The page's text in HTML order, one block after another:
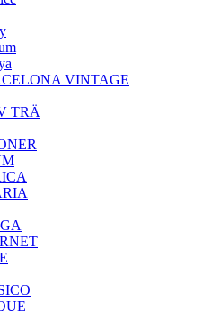
VINTAGE
TRÄ